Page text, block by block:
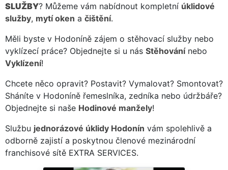
SLUŽBY? Můžeme vám nabídnout kompletní úklidové
služby, mytí oken a čištění.
Měli byste v Hodoníně zájem o stěhovací služby nebo
vyklízecí práce? Objednejte si u nás Stěhovánínebo
Vyklízení!
Chcete něco opravit? Postavit? Vymalovat? Smontovat?
Sháníte v Hodoníně řemeslníka, zedníka nebo údržbáře?
Objednejte si naše Hodinové manžely!
Službu jednorázové úklidy Hodonín vám spolehlivě a
odborně zajistí a poskytnou členové mezinárodní
franchisové sítě EXTRA SERVICES.